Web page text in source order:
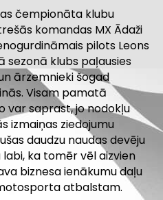
čempionāta klubu
komandas MX Ādaži
pilots Leons
sezonā klubs paļausies
ārzemnieki šogad
Visam pamatā
var saprast, jo nodokļu
izmaiņas ziedojumu
daudzu naudas devēju
ka tomēr vēl aizvien
biznesa ienākumu daļu
atbalstam.